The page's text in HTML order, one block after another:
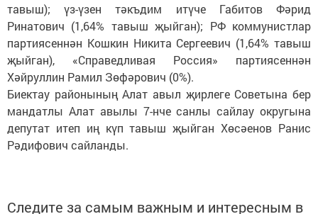
тавыш); үз-үзен тәкъдим итүче Габитов Фәрид
Ринатович (1,64% тавыш җыйган); РФ коммунистлар
партиясеннән Кошкин Никита Сергеевич (1,64% тавыш
җыйган), «Справедливая Россия» партиясеннән
Хәйруллин Рамил Зөфәрович (0%).
Биектау районының Алат авыл җирлеге Советына бер
мандатлы Алат авылы 7-нче санлы сайлау округына
депутат итеп иң күп тавыш җыйган Хөсәенов Ранис
Рәдифович сайланды.
Следите за самым важным и интересным в